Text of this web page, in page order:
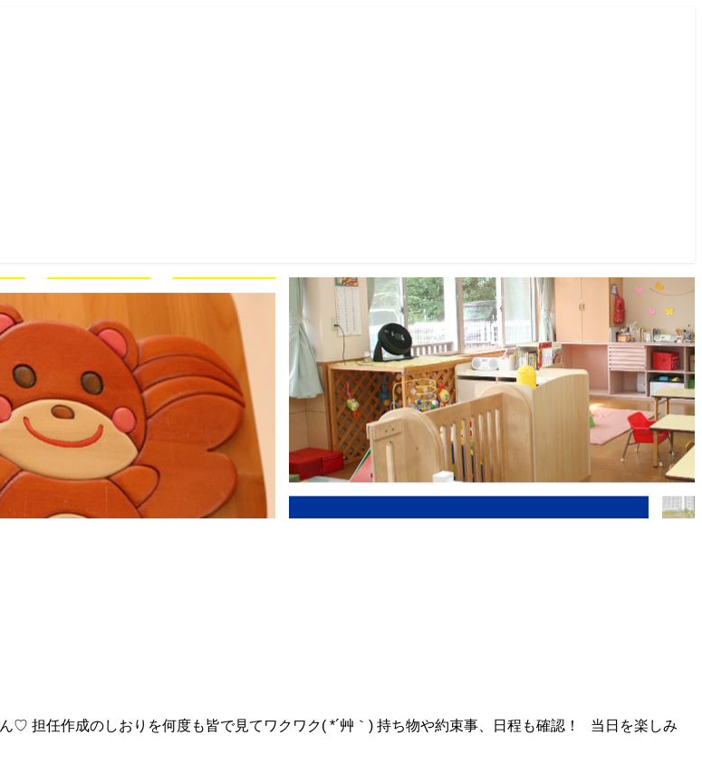
♡ 担任作成のしおりを何度も皆で見てワクワク( *´艸｀) 持ち物や約束事、日程も確認！ 当日を楽しみ